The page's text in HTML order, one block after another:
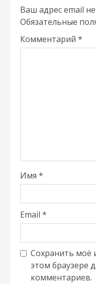
Ваш адрес email
Обязательные
Комментарий *
Имя *
Email *
Сохранить моё
этом браузере
комментариев.